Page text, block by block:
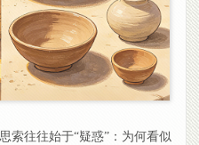
索往往始于“疑惑”：为何看似